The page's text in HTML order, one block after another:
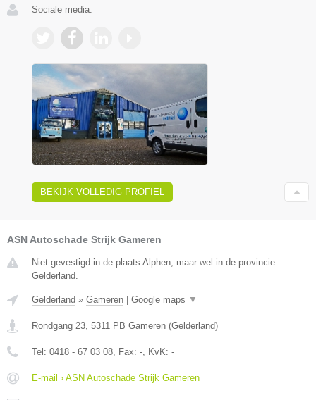
Sociale media:
BEKIJK VOLLEDIG PROFIEL
ASN Autoschade Strijk Gameren
Niet gevestigd in de plaats Alphen, maar wel in de provincie
Gelderland.
Gelderland » Gameren | Google maps ▼
Rondgang 23 5311 PB Gameren (Gelderland)
Tel: 0418 - 67 03 08 , Fax: - , KvK: -
E-mail › ASN Autoschade Strijk Gameren